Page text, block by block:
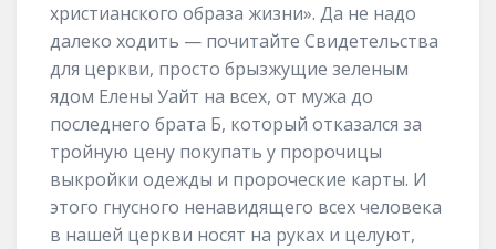
христианского образа жизни». Да не надо
далеко ходить — почитайте Свидетельства
для церкви, просто брызжущие зеленым
ядом Елены Уайт на всех, от мужа до
последнего брата Б, который отказался за
тройную цену покупать у пророчицы
выкройки одежды и пророческие карты. И
этого гнусного ненавидящего всех человека
в нашей церкви носят на руках и целуют,